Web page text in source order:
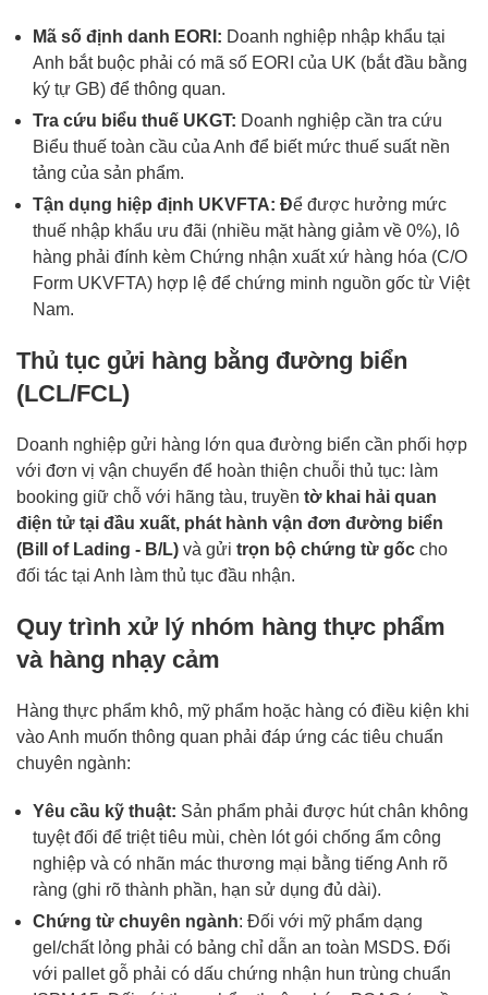
Mã số định danh EORI: Doanh nghiệp nhập khẩu tại
Anh bắt buộc phải có mã số EORI của UK (bắt đầu bằng
ký tự GB) để thông quan.
Tra cứu biểu thuế UKGT: Doanh nghiệp cần tra cứu
Biểu thuế toàn cầu của Anh để biết mức thuế suất nền
tảng của sản phẩm.
Tận dụng hiệp định UKVFTA: Để được hưởng mức
thuế nhập khẩu ưu đãi (nhiều mặt hàng giảm về 0%), lô
hàng phải đính kèm Chứng nhận xuất xứ hàng hóa (C/O
Form UKVFTA) hợp lệ để chứng minh nguồn gốc từ Việt
Nam.
Thủ tục gửi hàng bằng đường biển
(LCL/FCL)
Doanh nghiệp gửi hàng lớn qua đường biển cần phối hợp
với đơn vị vận chuyển để hoàn thiện chuỗi thủ tục: làm
booking giữ chỗ với hãng tàu, truyền tờ khai hải quan
điện tử tại đầu xuất, phát hành vận đơn đường biển
(Bill of Lading - B/L) và gửi trọn bộ chứng từ gốc cho
đối tác tại Anh làm thủ tục đầu nhận.
Quy trình xử lý nhóm hàng thực phẩm
và hàng nhạy cảm
Hàng thực phẩm khô, mỹ phẩm hoặc hàng có điều kiện khi
vào Anh muốn thông quan phải đáp ứng các tiêu chuẩn
chuyên ngành:
Yêu cầu kỹ thuật: Sản phẩm phải được hút chân không
tuyệt đối để triệt tiêu mùi, chèn lót gói chống ẩm công
nghiệp và có nhãn mác thương mại bằng tiếng Anh rõ
ràng (ghi rõ thành phần, hạn sử dụng đủ dài).
Chứng từ chuyên ngành: Đối với mỹ phẩm dạng
gel/chất lỏng phải có bảng chỉ dẫn an toàn MSDS. Đối
với pallet gỗ phải có dấu chứng nhận hun trùng chuẩn